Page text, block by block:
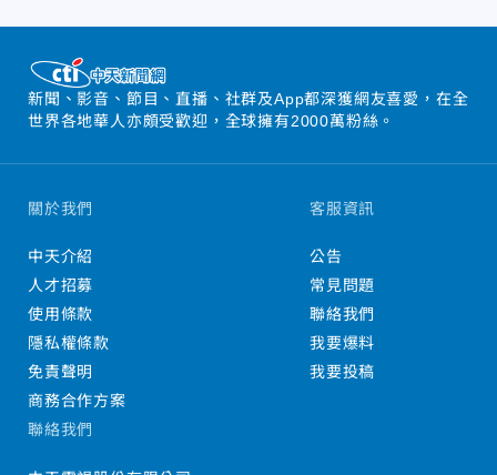
新聞、影音、節目、直播、社群及App都深獲網友喜愛，在全
世界各地華人亦頗受歡迎，全球擁有2000萬粉絲。
關於我們
中天介紹
人才招募
使用條款
隱私權條款
免責聲明
商務合作方案
客服資訊
公告
常見問題
聯絡我們
我要爆料
我要投稿
聯絡我們